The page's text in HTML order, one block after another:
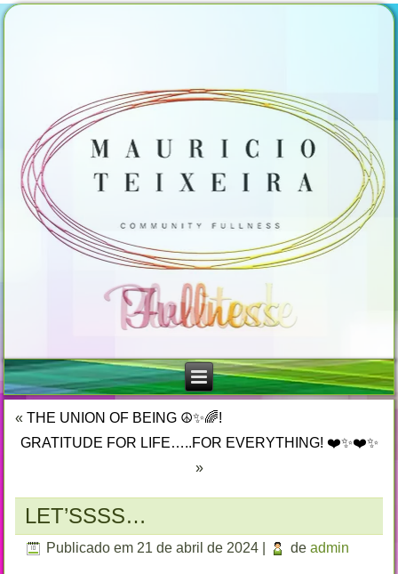
«THE UNION OF BEING ☮️✨🌈!
GRATITUDE FOR LIFE…..FOR EVERYTHING! ❤️✨❤️✨
»
LET’SSSS…
Publicado em 21 de abril de 2024 de admin